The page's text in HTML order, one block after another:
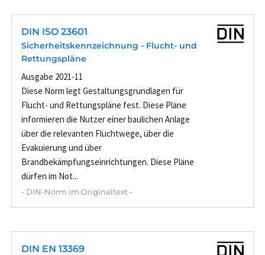
DIN ISO 23601
Sicherheitskennzeichnung - Flucht- und
Rettungspläne
Ausgabe 2021-11
Diese Norm legt Gestaltungsgrundlagen für
Flucht- und Rettungspläne fest. Diese Pläne
informieren die Nutzer einer baulichen Anlage
über die relevanten Fluchtwege, über die
Evakuierung und über
Brandbekämpfungseinrichtungen. Diese Pläne
dürfen im Not...
- DIN-Norm im Originaltext -
DIN EN 13369